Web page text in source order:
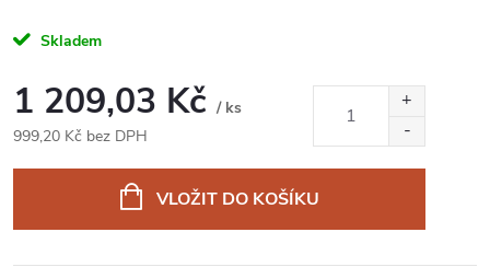
Skladem
1 209,03 Kč / ks
999,20 Kč bez DPH
VLOŽIT DO KOŠÍKU